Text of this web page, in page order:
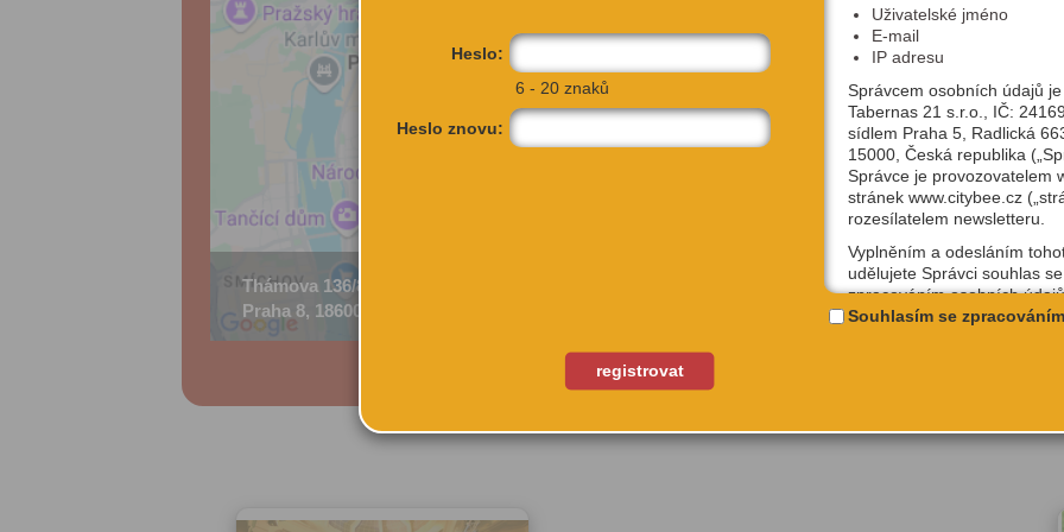
Thámova 136/8
Praha 8, 18600
NAVIGOVAT
Heslo:
6 - 20 znaků
Heslo znovu:
registrovat
Uživatelské jméno
E-mail
IP adresu
Správcem osobních údajů
Tabernas 21 s.r.o., IČ:
sídlem Praha 5, Radlická
15000, Česká republika
Správce je provozovatelem
stránek www.citybee.cz
rozesílatelem newsletteru.
Vyplněním a odesláním
udělujete Správci souhlas se
zpracováním osobních
uživatelské jméno, email, IP
na webu www.citybee.cz.
Souhlasím se